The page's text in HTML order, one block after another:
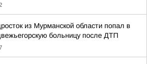
из Мурманской области попал в
больницу после ДТП